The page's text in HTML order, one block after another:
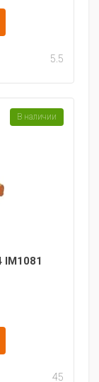
5.5
45
В наличии